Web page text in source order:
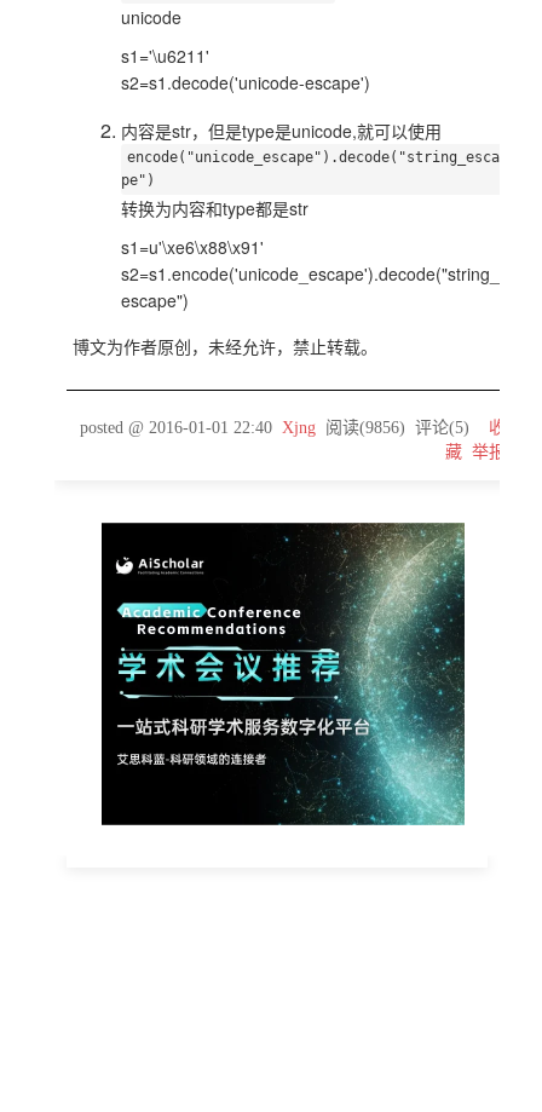
unicode
s1='\u6211'
s2=s1.decode('unicode-escape')
内容是str，但是type是unicode,就可以使用
encode("unicode_escape").decode("string_esca
pe")
转换为内容和type都是str
s1=u'\xe6\x88\x91'
s2=s1.encode('unicode_escape').decode("string_
escape")
博文为作者原创，未经允许，禁止转载。
posted @ 2016-01-01 22:40 Xjng 阅读(9856) 评论(5) 收
藏 举报